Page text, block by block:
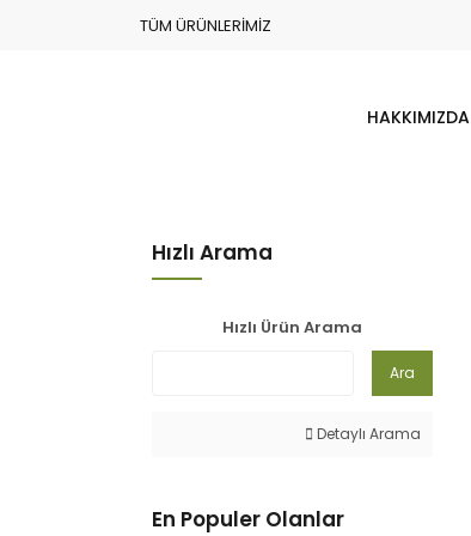
TÜM ÜRÜNLERİMİZ
HAKKIMIZDA
Hızlı Arama
Hızlı Ürün Arama
Ara
Detaylı Arama
En Populer Olanlar